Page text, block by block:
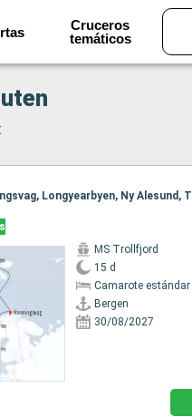
Cruceros
temáticos
MS Trollfjord
15 d
Camarote estándar
Bergen
30/08/2027